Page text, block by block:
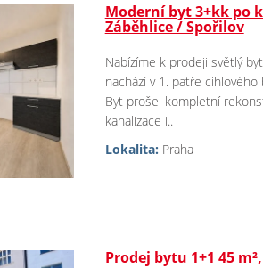
Moderní byt 3+kk po
Záběhlice / Spořilov
Nabízíme k prodeji světlý
nachází v 1. patře
Byt prošel kompletní
kanalizace i..
Lokalita: Praha
Prodej bytu 1+1 45